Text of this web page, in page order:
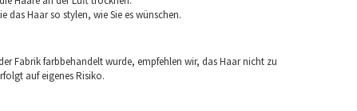
das Haar so stylen, wie Sie es wünschen.
Fabrik farbbehandelt wurde, empfehlen wir, das Haar nicht zu
auf eigenes Risiko.